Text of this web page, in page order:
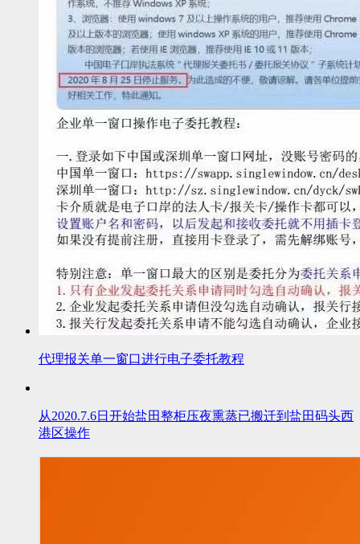
代理报关单一窗口进行电子委托教程
从2020.7.6日开始盐田整柜压夜熏蒸已搬迁到盐田码头西
港区操作